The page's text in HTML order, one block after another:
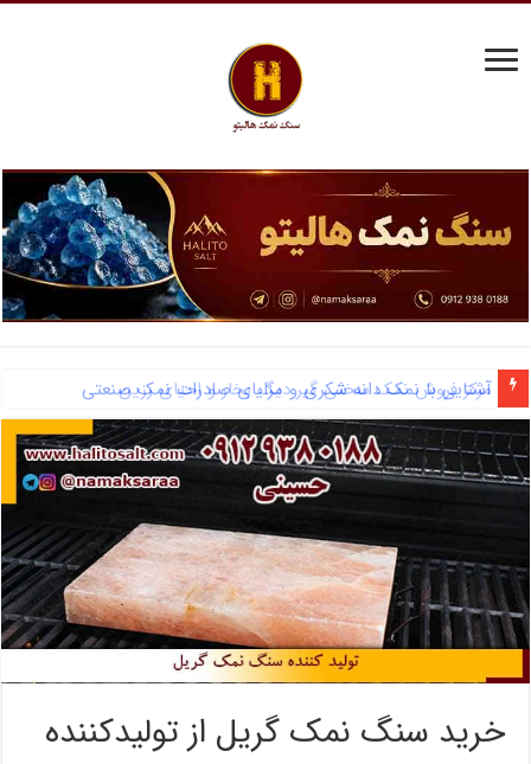
مرکز فروش نمک سختی گیر دیگ بخار و احیای رزین
خرید سنگ نمک گریل از تولیدکننده